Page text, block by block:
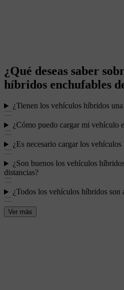
¿Qué deseas saber
híbridos enchufables
¿Tienen los vehículos híbridos
¿Cómo puedo cargar mi vehículo
¿Es necesario cargar los
¿Son buenos los vehículos
distancias?
¿Todos los vehículos híbridos son
Ver más